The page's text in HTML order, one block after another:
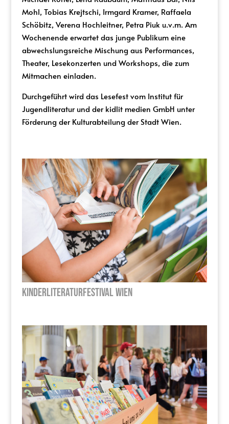
Mohl, Tobias Krejtschi, Irmgard Kramer, Raffaela
Schöbitz, Verena Hochleitner, Petra Piuk u.v.m. Am
Wochenende erwartet das junge Publikum eine
abwechslungsreiche Mischung aus Performances,
Theater, Lesekonzerten und Workshops, die zum
Mitmachen einladen.
Durchgeführt wird das Lesefest vom Institut für
Jugendliteratur und der kidlit medien GmbH unter
Förderung der Kulturabteilung der Stadt Wien.
Kinderliteraturfestival Wien